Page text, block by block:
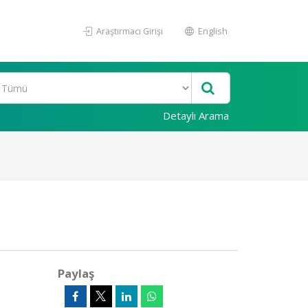
Araştırmacı Girişi English
Detaylı Arama
Paylaş